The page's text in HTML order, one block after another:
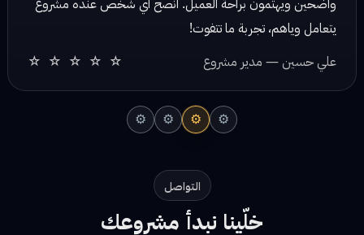
نور محمد — مصممة ديكور
☆ ☆ ☆ ☆ ☆
⚙
التواصل
خلّينا نبدأ مشروعك
ابعت لنا تفاصيل المشروع وسنرد عليك بأسرع وقت.